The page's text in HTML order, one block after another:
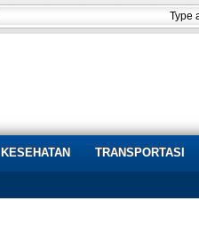
KESEHATAN TRANSPORTASI